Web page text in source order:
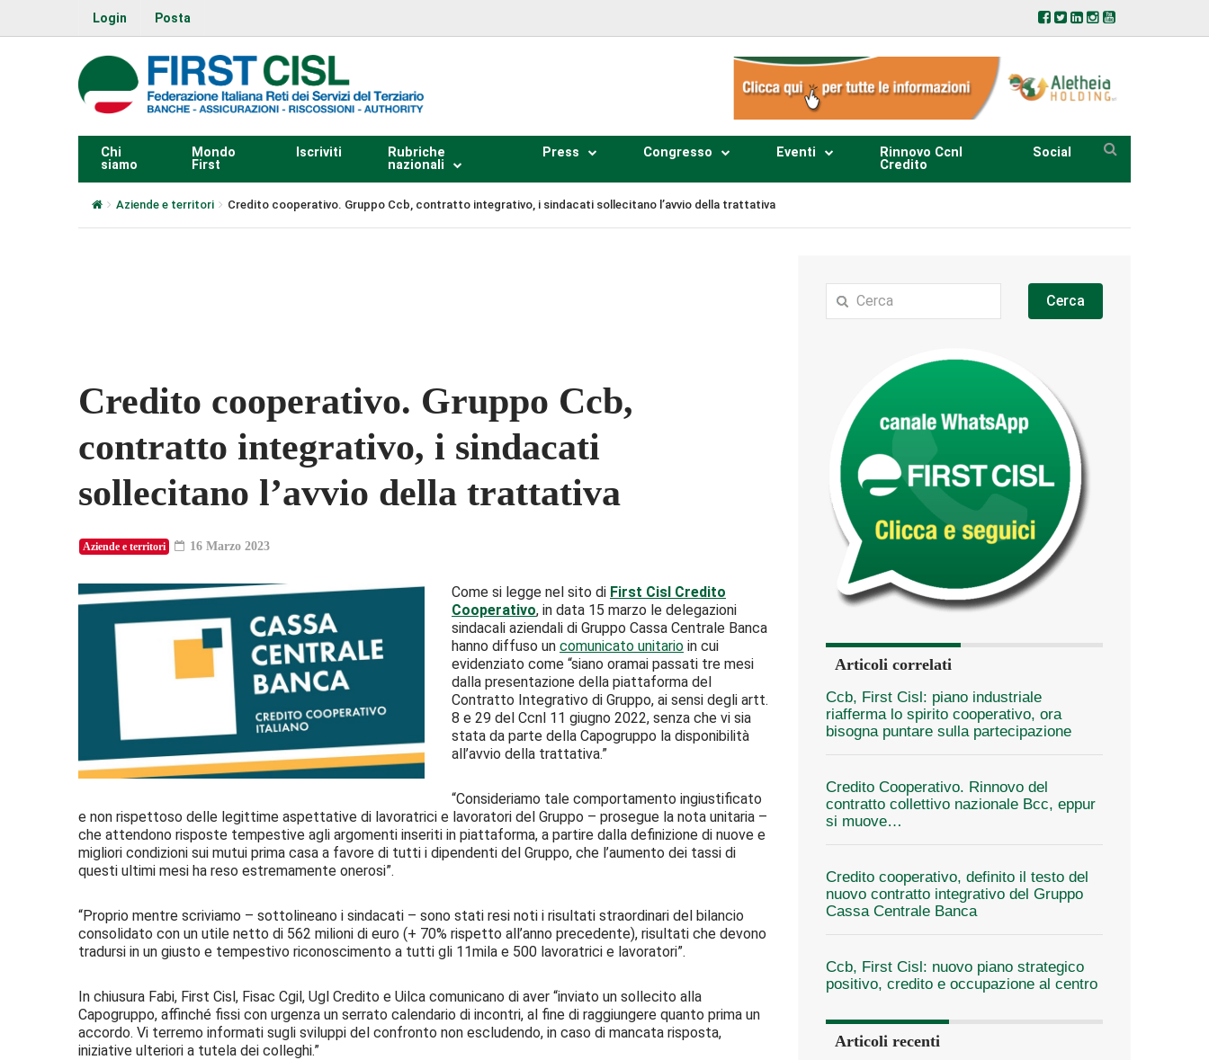
Login Posta
Chi
siamo
Mondo
First
Iscriviti
Rubriche
nazionali
Press Congresso Eventi
Rinnovo Ccnl
Credito
Social
Aziende e territori Credito cooperativo. Gruppo Ccb, contratto integrativo, i sindacati sollecitano l’avvio della trattativa
Credito cooperativo. Gruppo Ccb,
contratto integrativo, i sindacati
sollecitano l’avvio della trattativa
Aziende e territori 16 Marzo 2023
Come si legge nel sito di First Cisl Credito
Cooperativo, in data 15 marzo le delegazioni
sindacali aziendali di Gruppo Cassa Centrale Banca
hanno diffuso un comunicato unitario in cui
evidenziato come “siano oramai passati tre mesi
dalla presentazione della piattaforma del
Contratto Integrativo di Gruppo, ai sensi degli artt.
8 e 29 del Ccnl 11 giugno 2022, senza che vi sia
stata da parte della Capogruppo la disponibilità
all’avvio della trattativa.”
“Consideriamo tale comportamento ingiustificato
e non rispettoso delle legittime aspettative di lavoratrici e lavoratori del Gruppo – prosegue la nota unitaria –
che attendono risposte tempestive agli argomenti inseriti in piattaforma, a partire dalla definizione di nuove e
migliori condizioni sui mutui prima casa a favore di tutti i dipendenti del Gruppo, che l’aumento dei tassi di
questi ultimi mesi ha reso estremamente onerosi”.
“Proprio mentre scriviamo – sottolineano i sindacati – sono stati resi noti i risultati straordinari del bilancio
consolidato con un utile netto di 562 milioni di euro (+ 70% rispetto all’anno precedente), risultati che devono
tradursi in un giusto e tempestivo riconoscimento a tutti gli 11mila e 500 lavoratrici e lavoratori”.
In chiusura Fabi, First Cisl, Fisac Cgil, Ugl Credito e Uilca comunicano di aver “inviato un sollecito alla
Capogruppo, affinché fissi con urgenza un serrato calendario di incontri, al fine di raggiungere quanto prima un
accordo. Vi terremo informati sugli sviluppi del confronto non escludendo, in caso di mancata risposta,
iniziative ulteriori a tutela dei colleghi.”
Cerca
Articoli correlati
Ccb, First Cisl: piano industriale
riafferma lo spirito cooperativo, ora
bisogna puntare sulla partecipazione
Credito Cooperativo. Rinnovo del
contratto collettivo nazionale Bcc, eppur
si muove…
Credito cooperativo, definito il testo del
nuovo contratto integrativo del Gruppo
Cassa Centrale Banca
Ccb, First Cisl: nuovo piano strategico
positivo, credito e occupazione al centro
Articoli recenti